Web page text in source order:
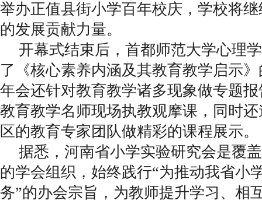
举办正值县街小学百年校庆，学校将
的发展贡献力量。
开幕式结束后，首都师范大学心理
了《核心素养内涵及其教育教学启示
年会还针对教育教学诸多现象做专题
教育教学名师现场执教观摩课，同时
区的教育专家团队做精彩的课程展示。
据悉，河南省小学实验研究会是覆
的学会组织，始终践行“为推动我省小
务”的办会宗旨，为教师提升学习、相